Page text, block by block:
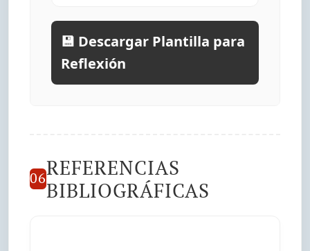
💾 Descargar Plantilla para
Reflexión
06REFERENCIAS
BIBLIOGRÁFICAS